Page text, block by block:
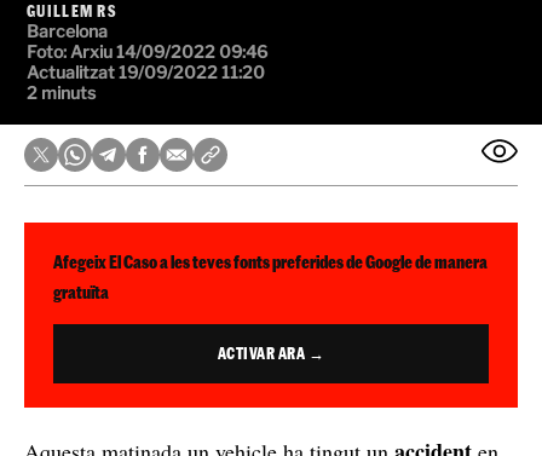
GUILLEM RS
Barcelona
Foto: Arxiu14/09/2022 09:46
Actualitzat 19/09/2022 11:20
2 minuts
Afegeix El Caso a les teves fonts preferides de Google de manera
gratuïta
ACTIVAR ARA →